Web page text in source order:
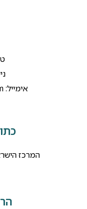
טל':
אימייל:
המרכז